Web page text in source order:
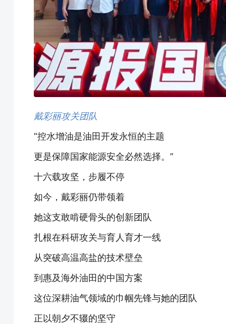
戴彩丽攻关团队
“控水增油是油田开发永恒的主题
更是保障国家能源安全必然选择。”
十六载攻坚，步履不停
如今，戴彩丽仍带领着
她这支敢啃硬骨头的创新团队
扎根在科研攻关与育人育才一线
从突破高温高盐的技术壁垒
到惠及海外油田的中国方案
这位深耕油气领域的巾帼先锋与她的团队
正以朝夕不辍的坚守